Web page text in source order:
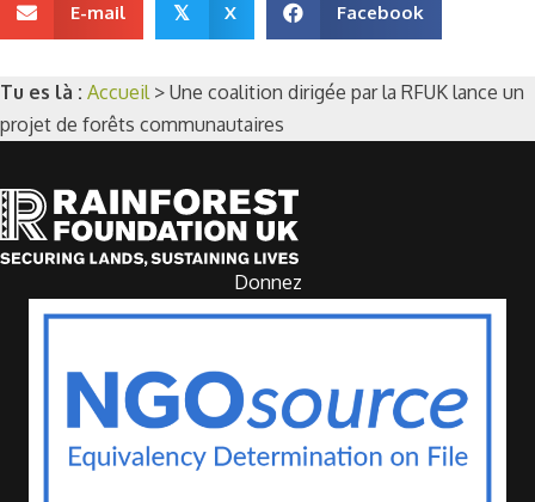
E-mail 𝕏 X Facebook
Tu es là : Accueil> Une coalition dirigée par la RFUK lance un
projet de forêts communautaires
Donnez